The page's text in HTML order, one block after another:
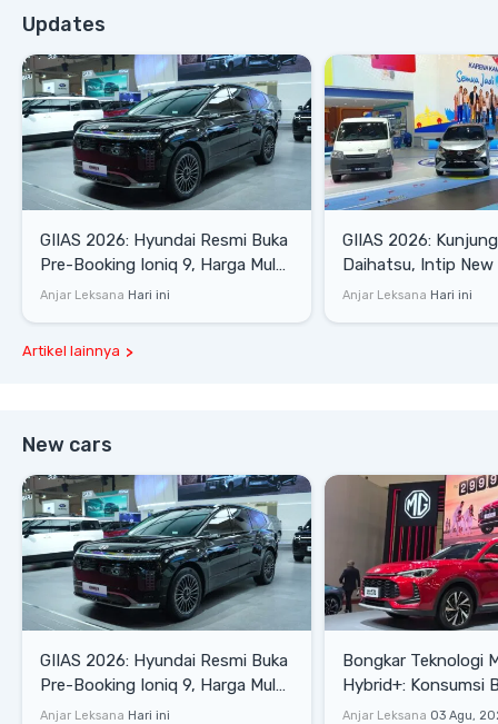
Updates
GIIAS 2026: Hyundai Resmi Buka
Pre-Booking Ioniq 9, Harga Mulai
Rp1,49 Miliar
Anjar Leksana Hari ini
GIIAS 2026:
Daihatsu, Intip New
SE hingga Gran
Anjar Leksana Hari ini
Artikel lainnya
New cars
GIIAS 2026: Hyundai Resmi Buka
Pre-Booking Ioniq 9, Harga Mulai
Rp1,49 Miliar
Anjar Leksana Hari ini
Bongkar Teknologi
Hybrid+: Konsumsi
Tembus 27,7 Km/
Anjar Leksana 03 Agu,